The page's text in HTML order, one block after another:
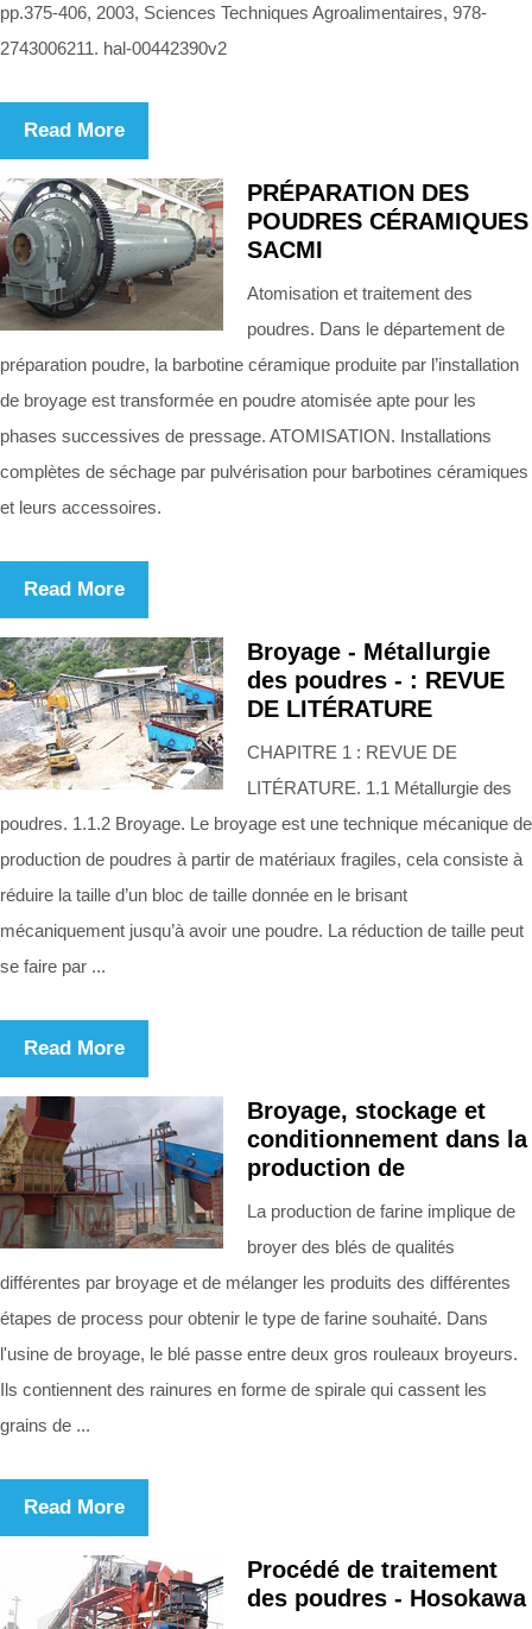
pp.375-406, 2003, Sciences Techniques Agroalimentaires, 978-
2743006211. hal-00442390v2
Read More
PRÉPARATION DES
POUDRES CÉRAMIQUES
SACMI
Atomisation et traitement des
poudres. Dans le département de
préparation poudre, la barbotine céramique produite par l’installation
de broyage est transformée en poudre atomisée apte pour les
phases successives de pressage. ATOMISATION. Installations
complètes de séchage par pulvérisation pour barbotines céramiques
et leurs accessoires.
Read More
Broyage - Métallurgie
des poudres - : REVUE
DE LITÉRATURE
CHAPITRE 1 : REVUE DE
LITÉRATURE. 1.1 Métallurgie des
poudres. 1.1.2 Broyage. Le broyage est une technique mécanique de
production de poudres à partir de matériaux fragiles, cela consiste à
réduire la taille d’un bloc de taille donnée en le brisant
mécaniquement jusqu’à avoir une poudre. La réduction de taille peut
se faire par ...
Read More
Broyage, stockage et
conditionnement dans la
production de
La production de farine implique de
broyer des blés de qualités
différentes par broyage et de mélanger les produits des différentes
étapes de process pour obtenir le type de farine souhaité. Dans
l'usine de broyage, le blé passe entre deux gros rouleaux broyeurs.
Ils contiennent des rainures en forme de spirale qui cassent les
grains de ...
Read More
Procédé de traitement
des poudres - Hosokawa